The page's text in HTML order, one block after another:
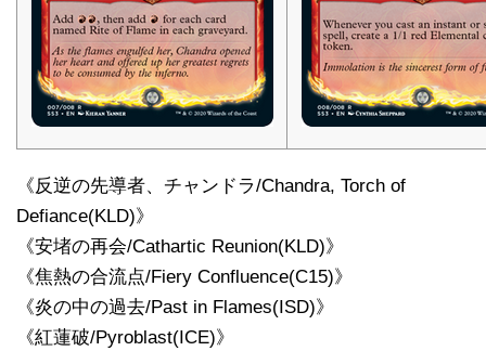
《反逆の先導者、チャンドラ/Chandra, Torch of
Defiance(KLD)》
《安堵の再会/Cathartic Reunion(KLD)》
《焦熱の合流点/Fiery Confluence(C15)》
《炎の中の過去/Past in Flames(ISD)》
《紅蓮破/Pyroblast(ICE)》